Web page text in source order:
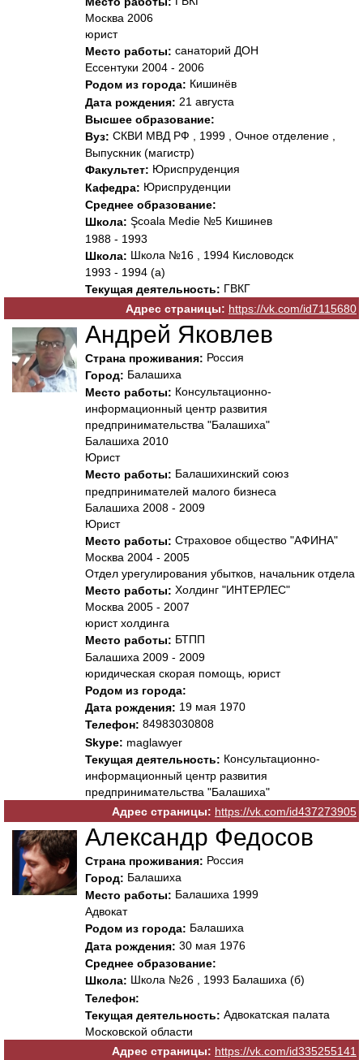
Москва 2006
юрист
Место работы: санаторий ДОН
Ессентуки 2004 - 2006
Родом из города: Кишинёв
Дата рождения: 21 августа
Высшее образование:
Вуз: СКВИ МВД РФ , 1999 , Очное отделение ,
Выпускник (магистр)
Факультет: Юриспруденция
Кафедра: Юриспруденции
Среднее образование:
Школа: Şcoala Medie №5 Кишинев
1988 - 1993
Школа: Школа №16 , 1994 Кисловодск
1993 - 1994 (а)
Текущая деятельность: ГВКГ
Адрес страницы: https://vk.com/id7115680
Андрей Яковлев
Страна проживания: Россия
Город: Балашиха
Место работы: Консультационно-
информационный центр развития
предпринимательства "Балашиха"
Балашиха 2010
Юрист
Место работы: Балашихинский союз
предпринимателей малого бизнеса
Балашиха 2008 - 2009
Юрист
Место работы: Страховое общество "АФИНА"
Москва 2004 - 2005
Отдел урегулирования убытков, начальник отдела
Место работы: Холдинг "ИНТЕРЛЕС"
Москва 2005 - 2007
юрист холдинга
Место работы: БТПП
Балашиха 2009 - 2009
юридическая скорая помощь, юрист
Родом из города:
Дата рождения: 19 мая 1970
Телефон: 84983030808
Skype: maglawyer
Текущая деятельность: Консультационно-
информационный центр развития
предпринимательства "Балашиха"
Адрес страницы: https://vk.com/id437273905
Александр Федосов
Страна проживания: Россия
Город: Балашиха
Место работы: Балашиха 1999
Адвокат
Родом из города: Балашиха
Дата рождения: 30 мая 1976
Среднее образование:
Школа: Школа №26 , 1993 Балашиха (б)
Телефон:
Текущая деятельность: Адвокатская палата
Московской области
Адрес страницы: https://vk.com/id335255141